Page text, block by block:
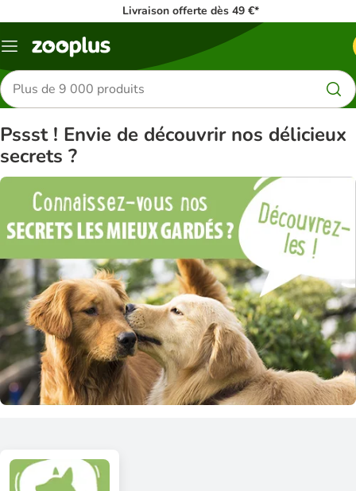
Livraison offerte dès 49 €*
Menu
Rechercher
des
produits
Pssst ! Envie de découvrir nos délicieux
secrets ?